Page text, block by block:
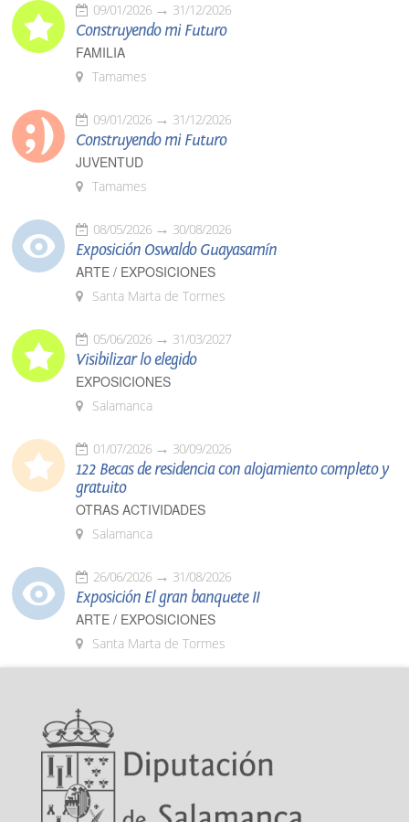
09/01/2026 31/12/2026
Construyendo mi Futuro
FAMILIA
Tamames
09/01/2026 31/12/2026
Construyendo mi Futuro
JUVENTUD
Tamames
08/05/2026 30/08/2026
Exposición Oswaldo Guayasamín
ARTE / EXPOSICIONES
Santa Marta de Tormes
05/06/2026 31/03/2027
Visibilizar lo elegido
EXPOSICIONES
Salamanca
01/07/2026 30/09/2026
122 Becas de residencia con alojamiento completo y
gratuito
OTRAS ACTIVIDADES
Salamanca
26/06/2026 31/08/2026
Exposición El gran banquete II
ARTE / EXPOSICIONES
Santa Marta de Tormes